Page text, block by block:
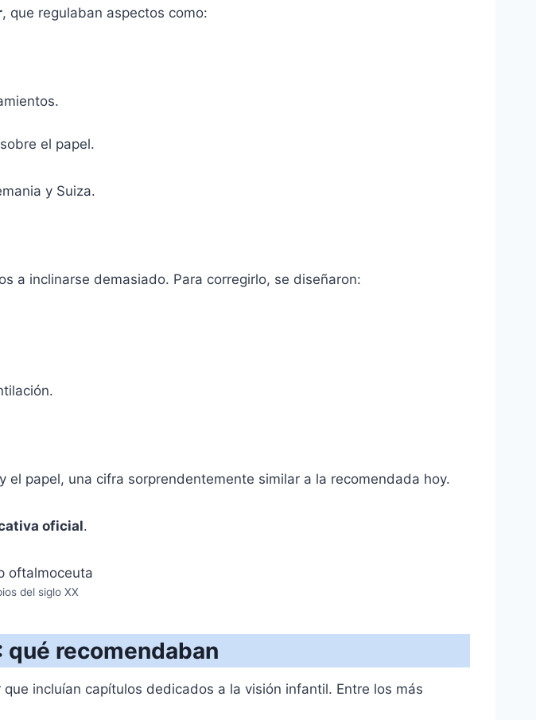
, que regulaban aspectos como:
el papel.
y Suiza.
a inclinarse demasiado. Para corregirlo, se diseñaron:
el papel, una cifra sorprendentemente similar a la recomendada hoy.
oficial.
del siglo XX
recomendaban
incluían capítulos dedicados a la visión infantil. Entre los más